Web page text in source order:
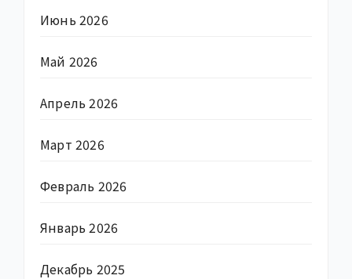
Июнь 2026
Май 2026
Апрель 2026
Март 2026
Февраль 2026
Январь 2026
Декабрь 2025